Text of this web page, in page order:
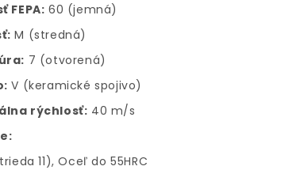
FEPA: 60 (jemná)
M (stredná)
7 (otvorená)
V (keramické spojivo)
rýchlosť: 40 m/s
11), Oceľ do 55HRC